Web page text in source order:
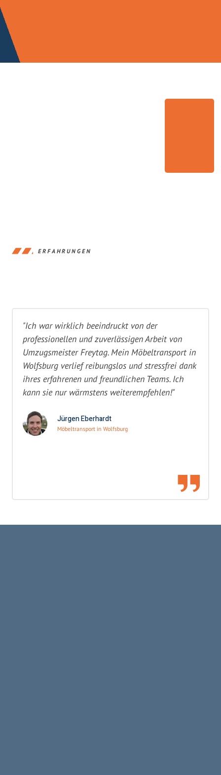
ERFAHRUNGEN
"Ich war wirklich beeindruckt von der
professionellen und zuverlässigen Arbeit von
Umzugsmeister Freytag. Mein Möbeltransport in
Wolfsburg verlief reibungslos und stressfrei dank
ihres erfahrenen und freundlichen Teams. Ich
kann sie nur wärmstens weiterempfehlen!"
Jürgen Eberhardt
Möbeltransport in Wolfsburg